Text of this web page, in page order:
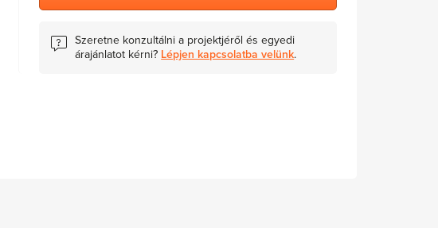
Szeretne konzultálni a projektjéről és egyedi
árajánlatot kérni? Lépjen kapcsolatba velünk.